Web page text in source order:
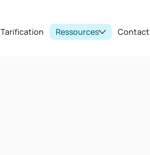
Tarification Ressources Contact